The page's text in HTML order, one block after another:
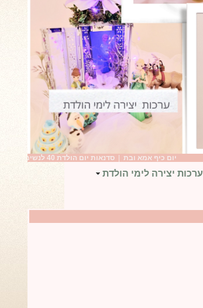
יום כיף אמא ובת| סדנאות יום הולדת 40 לנשים |יום הולדת
ערכות יצירה לימי הולדת